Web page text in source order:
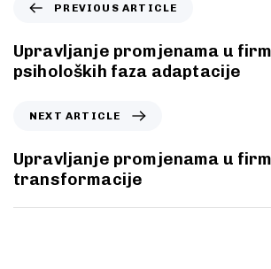
PREVIOUS ARTICLE
Upravljanje promjenama u
psiholoških faza adaptacije
NEXT ARTICLE
Upravljanje promjenama u
transformacije